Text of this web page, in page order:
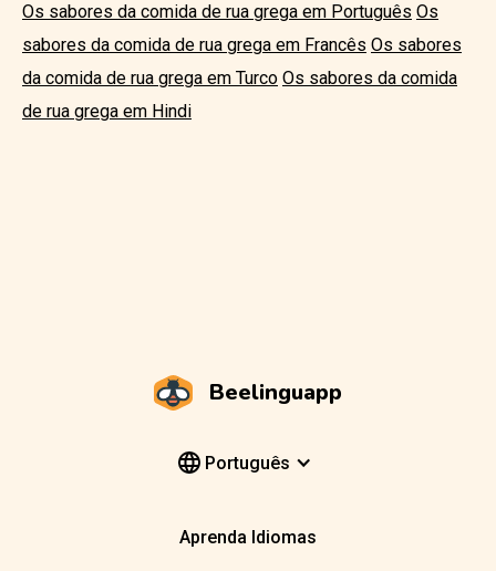
Os sabores da comida de rua grega em Português Os
sabores da comida de rua grega em Francês Os sabores
da comida de rua grega em Turco Os sabores da comida
de rua grega em Hindi
Beelinguapp
Português
Aprenda Idiomas